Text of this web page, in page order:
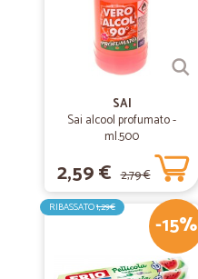
SAI
Sai alcool profumato -
ml.500
2,59 € 2,79 €
-15%
RIBASSATO1,29€